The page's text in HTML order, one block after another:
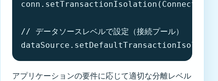
// データソースレベルで設定（接続プール）
アプリケーションの要件に応じて適切な分離レベル